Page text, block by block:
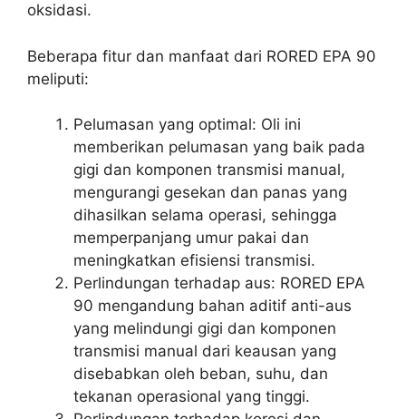
oksidasi.
Beberapa fitur dan manfaat dari RORED EPA 90
meliputi:
Pelumasan yang optimal: Oli ini
memberikan pelumasan yang baik pada
gigi dan komponen transmisi manual,
mengurangi gesekan dan panas yang
dihasilkan selama operasi, sehingga
memperpanjang umur pakai dan
meningkatkan efisiensi transmisi.
Perlindungan terhadap aus: RORED EPA
90 mengandung bahan aditif anti-aus
yang melindungi gigi dan komponen
transmisi manual dari keausan yang
disebabkan oleh beban, suhu, dan
tekanan operasional yang tinggi.